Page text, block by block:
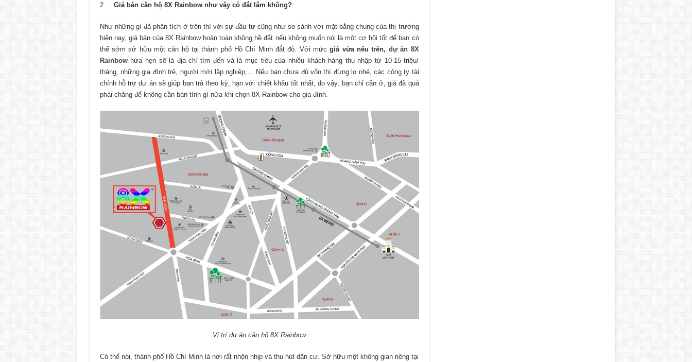
Giá bán căn hộ 8X Rainbownhư vậy có đắt lắm không?
Như những gì đã phân tích ở trên thì với sự đầu tư cũng như so sánh với mặt bằng chung của thị trường
hiện nay, giá bán của 8X Rainbow hoàn toàn không hề đắt nếu không muốn nói là một cơ hội tốt để bạn có
thể sớm sở hữu một căn hộ tại thành phố Hồ Chí Minh đắt đỏ. Với mứcgiá vừa nêu trên, dự án 8X
Rainbowhứa hẹn sẽ là địa chỉ tìm đến và là mục tiêu của nhiều khách hàng thu nhập từ 10-15 triệu/
tháng, những gia đình trẻ, người mới lập nghiệp,… Nếu bạn chưa đủ vốn thì đừng lo nhé, các công ty tài
chính hỗ trợ dự án sẽ giúp bạn trả theo kỳ, hạn với chiết khấu tốt nhất, do vậy, bạn chỉ cần ở, giá đã quá
phải chăng để không cần bàn tính gì nữa khi chọn 8X Rainbow cho gia đình.
Vị trí dự án căn hộ 8X Rainbow
Có thể nói, thành phố Hồ Chí Minh là nơi rất nhộn nhịp và thu hút dân cư. Sở hữu một không gian riêng tại